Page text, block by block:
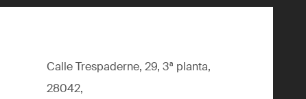
Calle Trespaderne, 29, 3ª planta,
28042,